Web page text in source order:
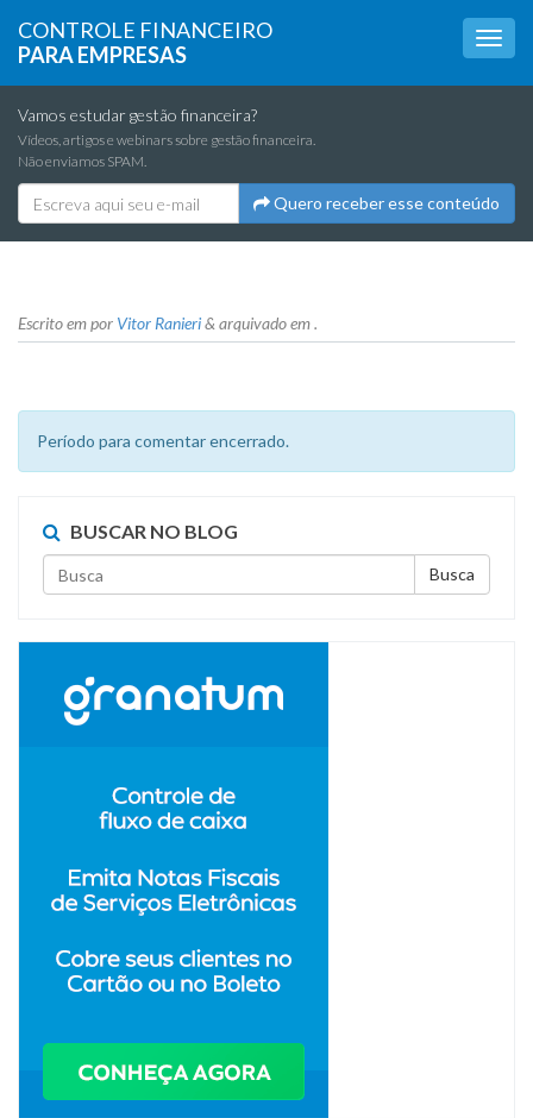
CONTROLE FINANCEIRO
PARA EMPRESAS
Vamos estudar gestão financeira?
Vídeos, artigos e webinars sobre gestão financeira.
Não enviamos SPAM.
Quero receber esse conteúdo
Escrito empor Vitor Ranieri& arquivado em .
Período para comentar encerrado.
BUSCAR NO BLOG
Busca